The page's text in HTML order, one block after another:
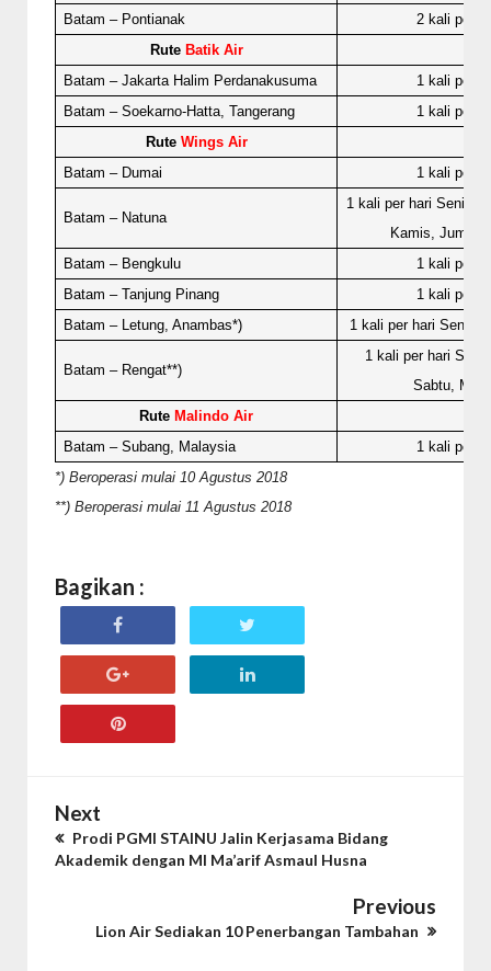
Batam – Pontianak
2 kali per
Rute Batik Air
Batam – Jakarta Halim Perdanakusuma
1 kali per
Batam – Soekarno-Hatta, Tangerang
1 kali per
Rute Wings Air
Batam – Dumai
1 kali per
Batam – Natuna
1 kali per hari Senin,
Kamis, Jum'at,
Batam – Bengkulu
1 kali per
Batam – Tanjung Pinang
1 kali per
Batam – Letung, Anambas*)
1 kali per hari Senin,
Batam – Rengat**)
1 kali per hari
Sabtu,
Rute Malindo Air
Batam – Subang, Malaysia
1 kali per
*) Beroperasi mulai 10 Agustus 2018
**) Beroperasi mulai 11 Agustus 2018
Bagikan :
Next
Prodi PGMI STAINU Jalin Kerjasama Bidang
Akademik dengan MI Ma’arif Asmaul Husna
Previous
Lion Air Sediakan 10 Penerbangan Tambahan